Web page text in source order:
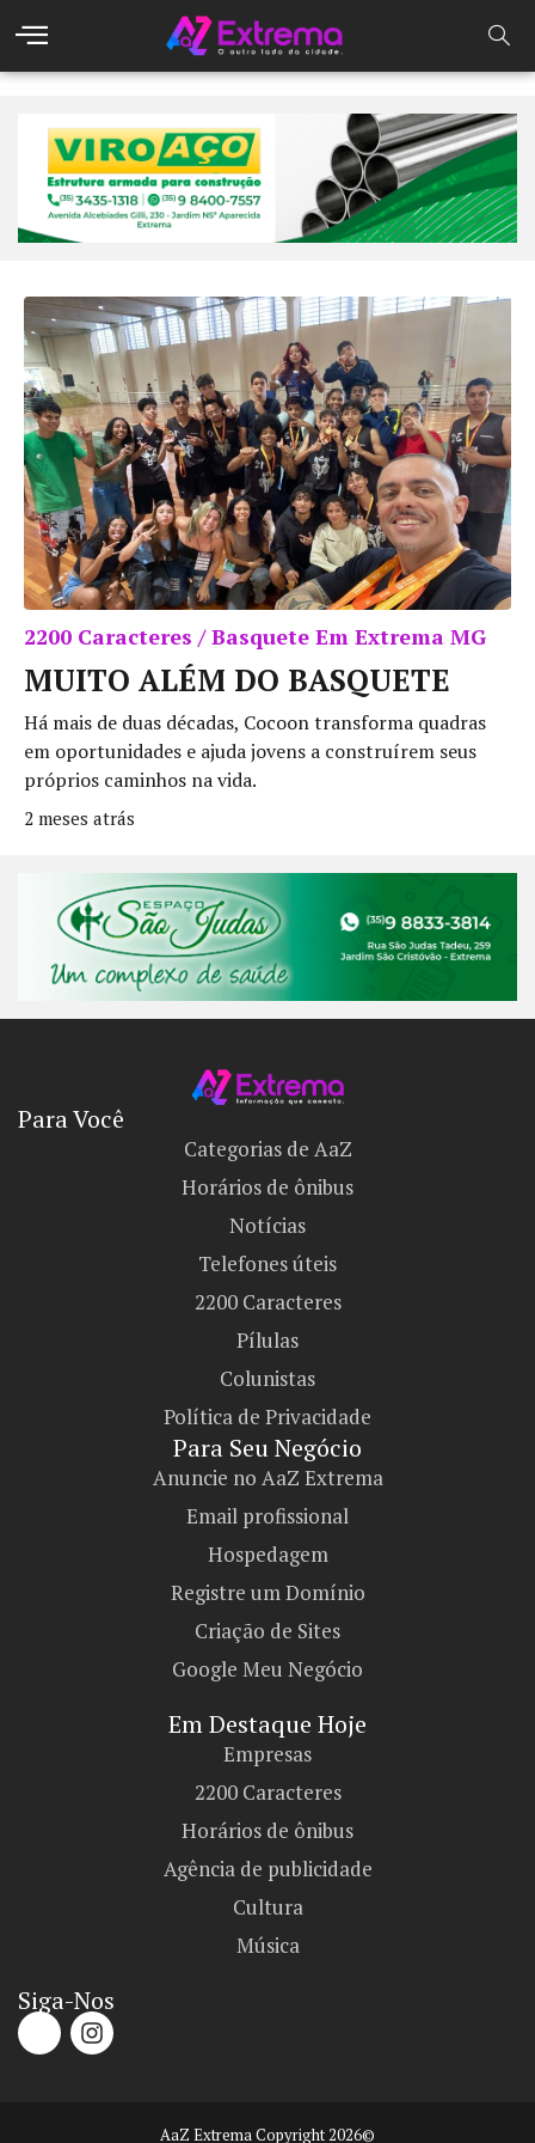
2200 Caracteres / Basquete Em Extrema MG
MUITO ALÉM DO BASQUETE
Há mais de duas décadas, Cocoon transforma quadras
em oportunidades e ajuda jovens a construírem seus
próprios caminhos na vida.
2 meses atrás
Para Você
Categorias de AaZ
Horários de ônibus
Notícias
Telefones úteis
2200 Caracteres
Pílulas
Colunistas
Política de Privacidade
Para Seu Negócio​
Anuncie no AaZ Extrema
Email profissional
Hospedagem
Registre um Domínio
Criação de Sites
Google Meu Negócio
Em Destaque Hoje
Empresas
2200 Caracteres
Horários de ônibus
Agência de publicidade
Cultura
Música
Siga-Nos
AaZ Extrema Copyright 2026©